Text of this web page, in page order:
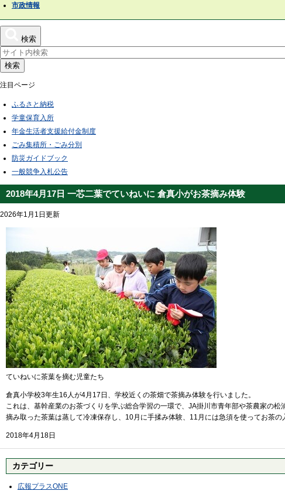
市政情報
検索
検索
注目ページ
ふるさと納税
学童保育入所
年金生活者支援給付金制度
ごみ集積所・ごみ分別
防災ガイドブック
一般競争入札公告
2018年4月17日 一芯二葉でていねいに 倉真小がお茶摘み体験
2026年1月1日更新
ていねいに茶葉を摘む児童たち
倉真小学校3年生16人が4月17日、学校近くの茶畑で茶摘み体験を行いました。
これは、基幹産業のお茶づくりを学ぶ総合学習の一環で、JA掛川市青年部や茶農家の
摘み取った茶葉は蒸して冷凍保存し、10月に手揉み体験、11月には急須を使ってお茶の
2018年4月18日
カテゴリー
広報プラスONE